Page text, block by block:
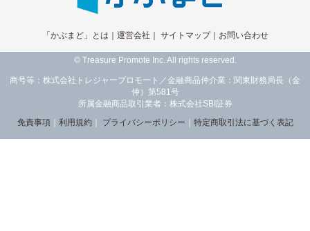
「かぶまど」とは 運営会社 サイトマップ｜ お問い合わせ
© Treasure Promote Inc. All rights reserved.
商号等：株式会社トレジャープロモート／金融商品仲介業：関東財務局長（金
仲）第581号
所属金融商品取引業者：株式会社SBI証券
免責事項｜ 利用規約 プライバシーポリシー 特定商取引法に基づく表記